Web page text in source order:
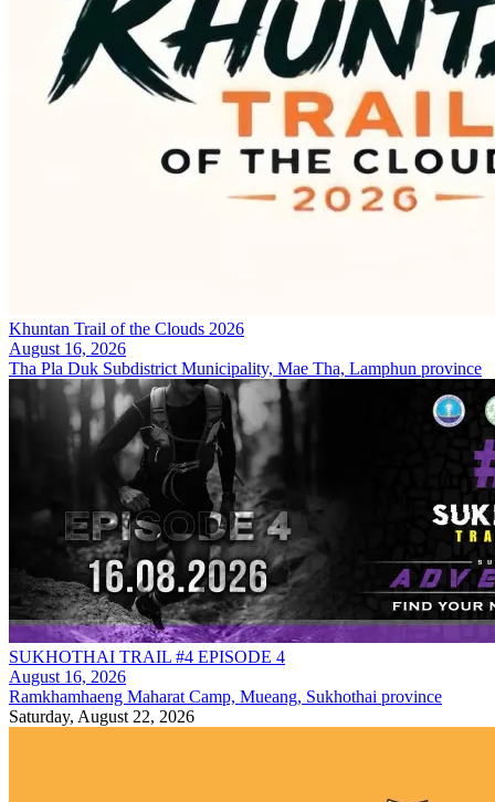
Khuntan Trail of the Clouds 2026
August 16, 2026
Tha Pla Duk Subdistrict Municipality, Mae Tha, Lamphun province
SUKHOTHAI TRAIL #4 EPISODE 4
August 16, 2026
Ramkhamhaeng Maharat Camp, Mueang, Sukhothai province
Saturday, August 22, 2026